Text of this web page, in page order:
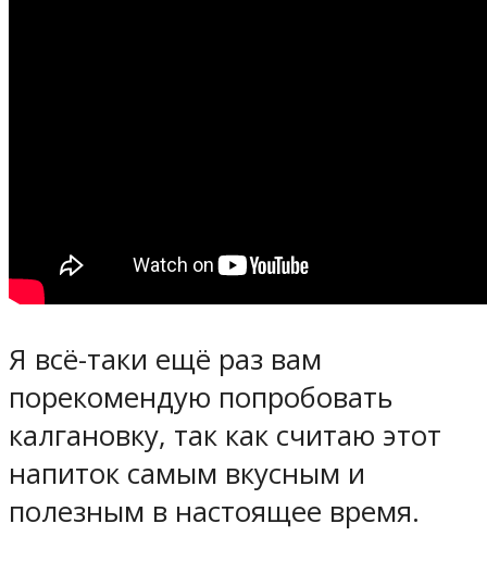
Я всё-таки ещё раз вам
порекомендую попробовать
калгановку, так как считаю этот
напиток самым вкусным и
полезным в настоящее время.